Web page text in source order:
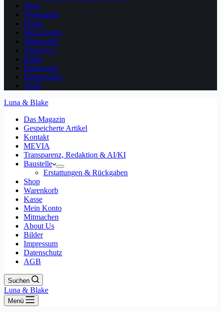
Shop
Warenkorb
Kasse
Mein Konto
Mitmachen
About Us
Bilder
Impressum
Datenschutz
AGB
Luna & Blake
Das Magazin
Gespeicherte Artikel
Kontakt
MEVIA
Transparenz, Redaktion & AI/KI
Baustelle
Erstattungen & Rückgaben
Shop
Warenkorb
Kasse
Mein Konto
Mitmachen
About Us
Bilder
Impressum
Datenschutz
AGB
Suchen
Luna & Blake
Menü